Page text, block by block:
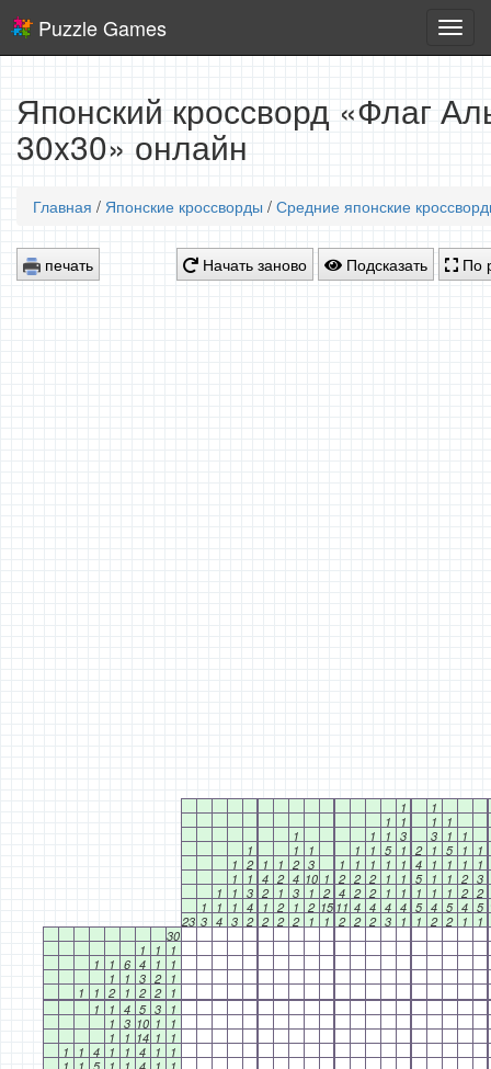
игры
Puzzle Games
Японский кроссворд «Флаг
30x30» онлайн
Главная / Японские кроссворды / Средние японские
печать Начать заново Подсказать По
1
1
1
1 1
1
1
1 1 3 3 1
1
1
1 1 1 1 5 1 2 1 5 1
1
1 2 1 1 2 3 1 1 1 1 1 4 1 1 1
1
1
1 4 2 4 10 1 2 2 2 1 1 5 1 1 2 3
1
1 3 2 1 3 1 2 4 2 2 1 1 1 1 1 2 2
1
1 1 4 1 2 1 2 15 11 4 4 4 4 5 4 5 4 5
23 3 4 3 2 2 2 2 1 1 2 2 2 3 1 1 2 2 1
1
30
1
1
1
1
1 6 4 1
1
1
1 3 2
1
1
1 2 1 2 2
1
1
1 4 5 3
1
1 3 10 1
1
1
1 14 1
1
1
1 4 1 1 4 1
1